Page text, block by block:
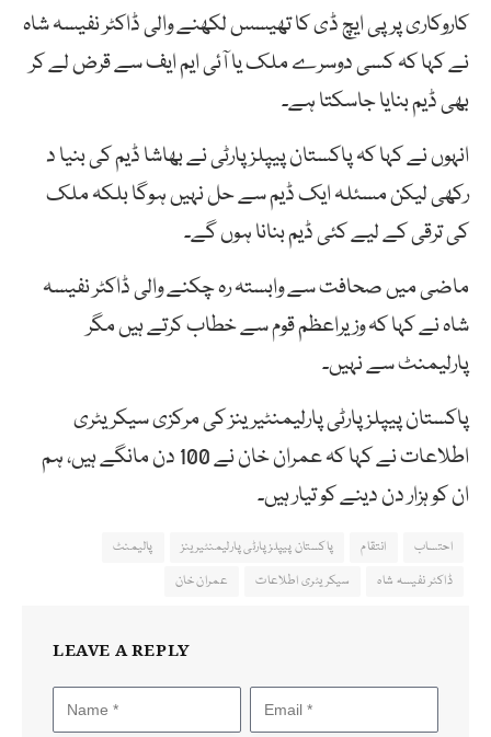
کاروکاری پر پی ایچ ڈی کا تھیسس لکھنے والی ڈاکٹر نفیسہ شاہ
نے کہا کہ کسی دوسرے ملک یا آئی ایم ایف سے قرض لے کر
بھی ڈیم بنایا جاسکتا ہے۔
انہوں نے کہا کہ پاکستان پیپلز پارٹی نے بھاشا ڈیم کی بنیا د
رکھی لیکن مسئلہ ایک ڈیم سے حل نہیں ہوگا بلکہ ملک
کی ترقی کے لیے کئی ڈیم بنانا ہوں گے۔
ماضی میں صحافت سے وابستہ رہ چکنے والی ڈاکٹر نفیسہ
شاہ نے کہا کہ وزیراعظم قوم سے خطاب کرتے ہیں مگر
پارلیمنٹ سے نہیں۔
پاکستان پیپلزپارٹی پارلیمنٹیرینز کی مرکزی سیکریٹری
اطلاعات نے کہا کہ عمران خان نے 100 دن مانگے ہیں، ہم
ان کو ہزار دن دینے کو تیار ہیں۔
احتساب انتقام پاکستان پیپلزپارٹی پارلیمنٹیرینز
پالیمنٹ
ڈاکٹر نفیسہ شاہ
سیکریٹری اطلاعات عمران خان
LEAVE A REPLY